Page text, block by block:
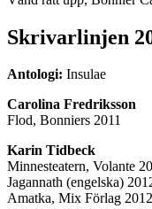
Skrivarlinjen
Antologi: Insulae
Carolina Fredriksson
Flod, Bonniers 2011
Karin Tidbeck
Minnesteatern, Volante
Jagannath (engelska)
Amatka, Mix Förlag 2012